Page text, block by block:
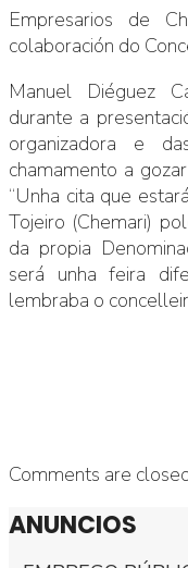
Empresarios de
colaboración do
Manuel Diéguez
durante a
organizadora e
chamamento a
“Unha cita que
Tojeiro (Chemari)
da propia
será unha feira
lembraba o
Comments are
ANUNCIOS